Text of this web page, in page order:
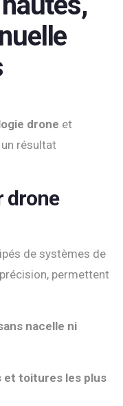
drone et
résultat
drone
de systèmes de
permettent
nacelle ni
et toitures les plus